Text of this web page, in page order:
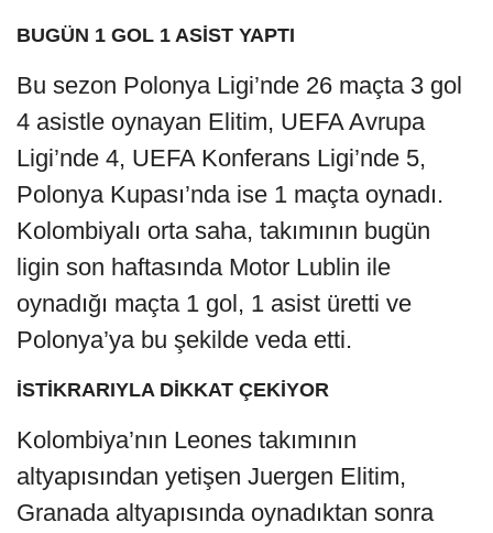
BUGÜN 1 GOL 1 ASİST YAPTI
Bu sezon Polonya Ligi’nde 26 maçta 3 gol
4 asistle oynayan Elitim, UEFA Avrupa
Ligi’nde 4, UEFA Konferans Ligi’nde 5,
Polonya Kupası’nda ise 1 maçta oynadı.
Kolombiyalı orta saha, takımının bugün
ligin son haftasında Motor Lublin ile
oynadığı maçta 1 gol, 1 asist üretti ve
Polonya’ya bu şekilde veda etti.
İSTİKRARIYLA DİKKAT ÇEKİYOR
Kolombiya’nın Leones takımının
altyapısından yetişen Juergen Elitim,
Granada altyapısında oynadıktan sonra